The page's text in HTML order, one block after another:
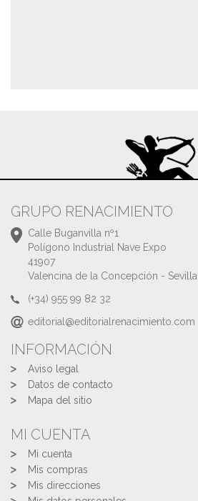
GRUPO RENACIMIENTO
Calle Buganvilla nº1
Polígono Industrial Nave Expo
41907
Valencina de la Concepción - Sevilla
(+34) 955 99 82 32
editorial@editorialrenacimiento.com
INFORMACIÓN
Aviso legal
Datos de contacto
Mapa del sitio
MI CUENTA
Mi cuenta
Mis compras
Mis direcciones